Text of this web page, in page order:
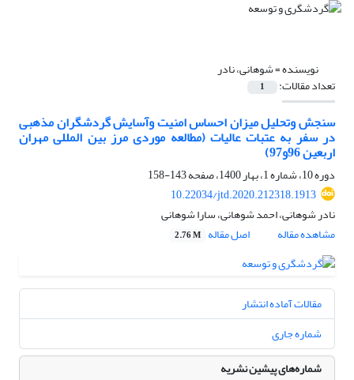
نویسنده =شوهانی، نادر
تعداد مقالات: 1
سنجش وتحلیل‎ ‎میزان‎ ‎احساس‎ ‎امنیت وآسایش گردشگران مذهبی
در سفر به ‏عتبات عالیات (مطالعه موردی مرز بین المللی مهران
اربعین 96و97)‏
دوره 10، شماره 1، بهار 1400، صفحه
143-158
10.22034/jtd.2020.212318.1913
نادر شوهانی، احمد شوهانی، سارا شوهانی
مشاهده مقاله
اصل مقاله 2.76 M
مقالات آماده انتشار
شماره جاری
شماره‌های پیشین نشریه